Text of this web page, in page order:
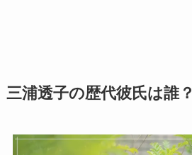
三浦透子の歴代彼氏は誰？